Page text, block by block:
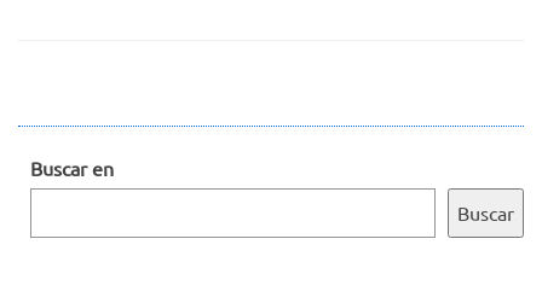
Buscar en
Buscar